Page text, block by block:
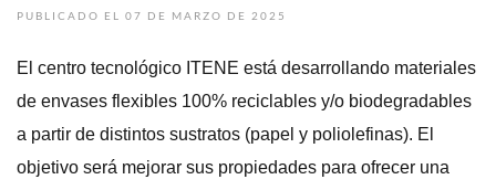
PUBLICADO EL 07 DE MARZO DE 2025
El centro tecnológico ITENE está desarrollando materiales
de envases flexibles 100% reciclables y/o biodegradables
a partir de distintos sustratos (papel y poliolefinas). El
objetivo será mejorar sus propiedades para ofrecer una